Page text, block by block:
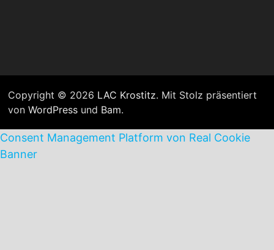
Copyright © 2026 LAC Krostitz. Mit Stolz präsentiert
von WordPressund Bam.
Consent Management Platform von Real Cookie
Banner